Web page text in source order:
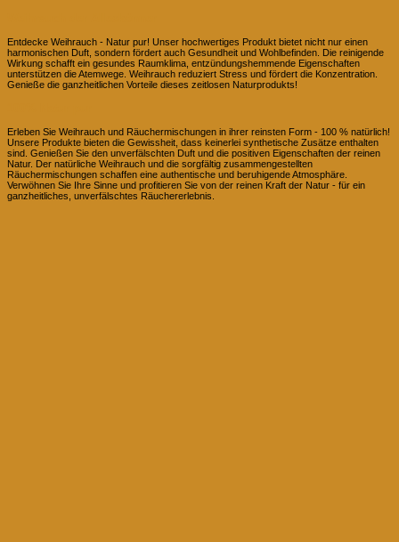
Entdecke Weihrauch - Natur pur! Unser hochwertiges Produkt bietet nicht nur einen
harmonischen Duft, sondern fördert auch Gesundheit und Wohlbefinden. Die reinigende
Wirkung schafft ein gesundes Raumklima, entzündungshemmende Eigenschaften
unterstützen die Atemwege. Weihrauch reduziert Stress und fördert die Konzentration.
Genieße die ganzheitlichen Vorteile dieses zeitlosen Naturprodukts!
Erleben Sie Weihrauch und Räuchermischungen in ihrer reinsten Form - 100 % natürlich!
Unsere Produkte bieten die Gewissheit, dass keinerlei synthetische Zusätze enthalten
sind. Genießen Sie den unverfälschten Duft und die positiven Eigenschaften der reinen
Natur. Der natürliche Weihrauch und die sorgfältig zusammengestellten
Räuchermischungen schaffen eine authentische und beruhigende Atmosphäre.
Verwöhnen Sie Ihre Sinne und profitieren Sie von der reinen Kraft der Natur - für ein
ganzheitliches, unverfälschtes Räuchererlebnis.